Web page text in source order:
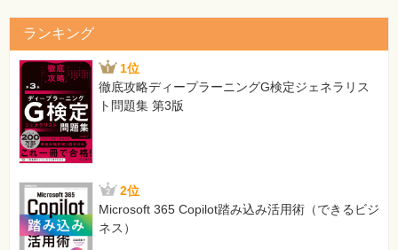
ランキング
1位
徹底攻略ディープラーニングG検定ジェネラリス
ト問題集 第3版
2位
Microsoft 365 Copilot踏み込み活用術（できるビジ
ネス）